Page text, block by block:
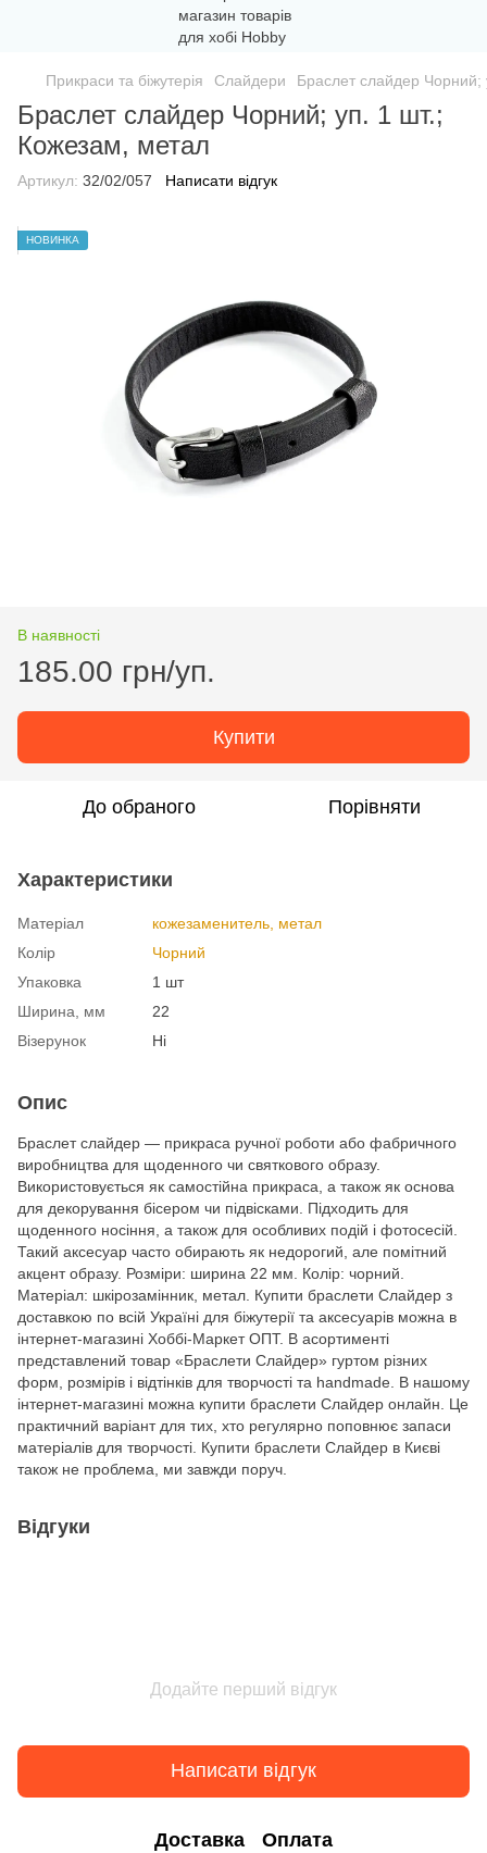
Прикраси та біжутерія Слайдери Браслет слайдер
Браслет слайдер Чорний; уп. 1 шт.;
Кожезам, метал
Артикул: 32/02/057 Написати відгук
НОВИНКА
В наявності
185.00 грн/уп.
Купити
До обраного Порівняти
Характеристики
Матеріал
кожезаменитель, метал
Колір
Чорний
Упаковка
1 шт
Ширина, мм
22
Візерунок
Ні
Опис
Браслет слайдер — прикраса ручної роботи або фабричного
виробництва для щоденного чи святкового образу.
Використовується як самостійна прикраса, а також як основа
для декорування бісером чи підвісками. Підходить для
щоденного носіння, а також для особливих подій і фотосесій.
Такий аксесуар часто обирають як недорогий, але помітний
акцент образу. Розміри: ширина 22 мм. Колір: чорний.
Матеріал: шкірозамінник, метал. Купити браслети Слайдер з
доставкою по всій Україні для біжутерії та аксесуарів можна в
інтернет-магазині Хоббі-Маркет ОПТ. В асортименті
представлений товар «Браслети Слайдер» гуртом різних
форм, розмірів і відтінків для творчості та handmade. В нашому
інтернет-магазині можна купити браслети Слайдер онлайн. Це
практичний варіант для тих, хто регулярно поповнює запаси
матеріалів для творчості. Купити браслети Слайдер в Києві
також не проблема, ми завжди поруч.
Відгуки
Додайте перший відгук
Написати відгук
Доставка Оплата